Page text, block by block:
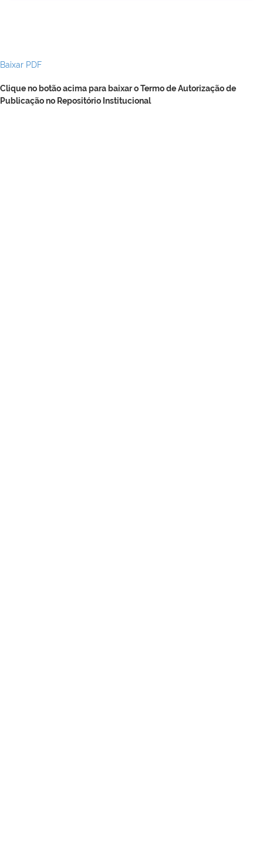
Baixar PDF
Clique no botão acima para baixar o Termo de Autorização de
Publicação no Repositório Institucional